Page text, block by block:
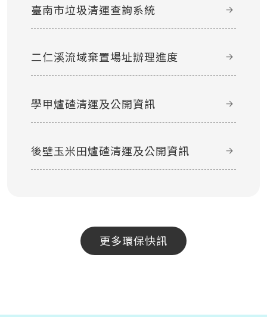
臺南市垃圾清運查詢系統
二仁溪流域棄置場址辦理進度
學甲爐碴清運及公開資訊
後壁玉米田爐碴清運及公開資訊
更多環保快訊